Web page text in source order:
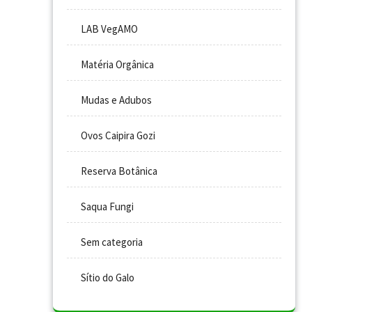
LAB VegAMO
Matéria Orgânica
Mudas e Adubos
Ovos Caipira Gozi
Reserva Botânica
Saqua Fungi
Sem categoria
Sítio do Galo